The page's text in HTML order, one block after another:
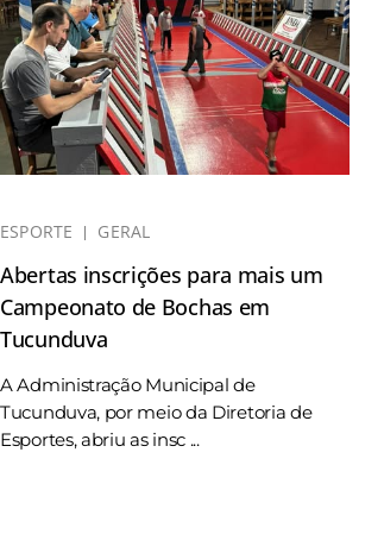
ESPORTE GERAL
Abertas inscrições para mais um
Campeonato de Bochas em
Tucunduva
A Administração Municipal de
Tucunduva, por meio da Diretoria de
Esportes, abriu as insc ...